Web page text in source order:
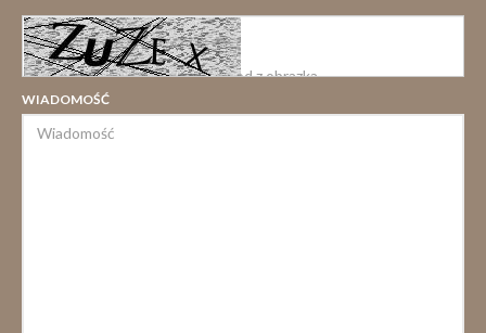
WIADOMOŚĆ